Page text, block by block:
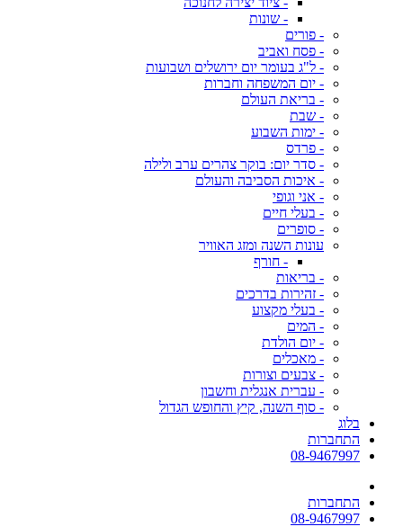
- שונות
- פורים
- פסח ואביב
- ל"ג בעומר יום ירושלים ושבועות
- יום המשפחה וחברות
- בריאת העולם
- שבת
- ימות השבוע
- פרדס
- סדר יום: בוקר צהרים ערב ולילה
- איכות הסביבה והעולם
- אני וגופי
- בעלי חיים
- סופרים
עונות השנה ומזג האוויר
- חורף
- בריאות
- זהירות בדרכים
- בעלי מקצוע
- המים
- יום הולדת
- מאכלים
- צבעים וצורות
- עברית אנגלית וחשבון
- סוף השנה, קיץ והחופש הגדול
בלוג
התחברות
08-9467997
התחברות
08-9467997